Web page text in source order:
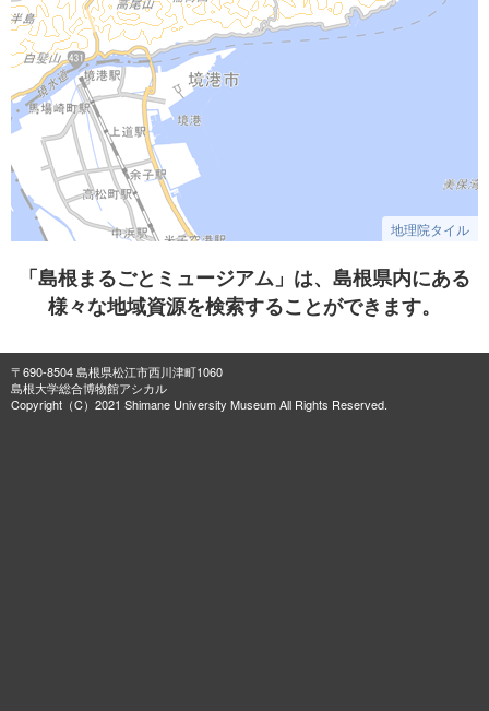
地理院タイル
「島根まるごとミュージアム」は、島根県内にある
様々な地域資源を検索することができます。
〒690-8504 島根県松江市西川津町1060
島根大学総合博物館アシカル
Copyright（C）2021 Shimane University Museum All Rights Reserved.